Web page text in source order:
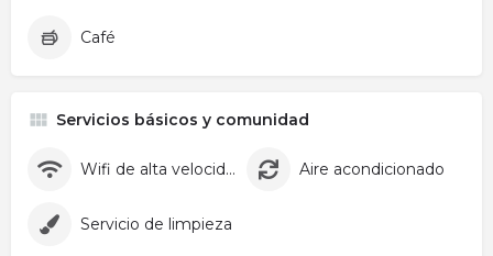
Café
Servicios básicos y comunidad
Wifi de alta velocidad Aire acondicionado
Servicio de limpieza